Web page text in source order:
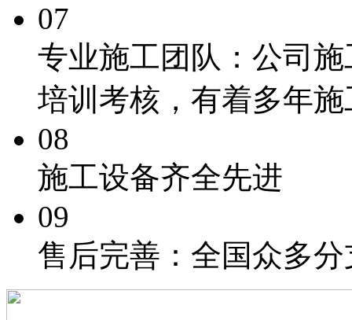
07
专业施工团队： 公司
培训考核，有着多年
08
施工设备齐全先进
09
售后完善： 全国众多